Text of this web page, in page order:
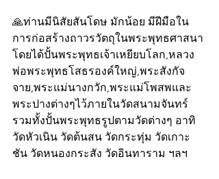
🙏ท่านมีนิสัยสันโดษ มักน้อย มีฝีมือใน
การก่อสร้างถาวรวัตถุในพระพุทธศาสนา
โดยได้ปั้นพระพุทธเจ้าเหยียบโลก,หลวง
พ่อพระพุทธโสธรองค์ใหญ่,พระสังกัจ
จาย,พระแม่นางกวัก,พระแม่โพสพและ
พระปางต่างๆไว้ภายในวัดสนามจันทร์
รวมทั้งปั้นพระพุทธรูปตามวัดต่างๆ อาทิ
วัดหัวเนิน วัดต้นสน วัดกระทุ่ม วัดเกาะ
ชัน วัดหนองกระสัง วัดอินทาราม ฯลฯ